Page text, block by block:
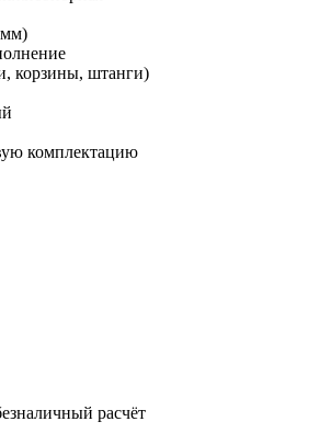
корзины, штанги)
комплектацию
расчёт